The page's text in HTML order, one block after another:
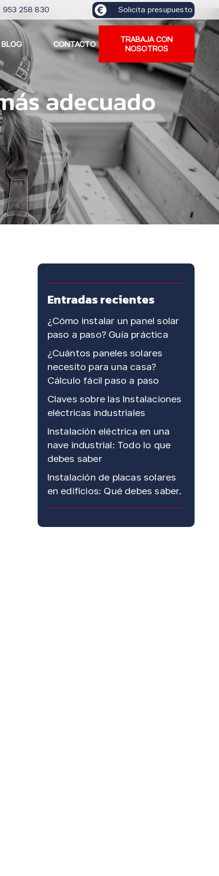
953 258 830 Solicita presupuesto
BLOG CONTACTO
TRABAJA CON
NOSOTROS
adecuado
Entradas recientes
¿Cómo instalar un panel solar
paso a paso? Guía práctica
¿Cuántos paneles solares
necesito para una casa?
Cálculo fácil paso a paso
Claves sobre las Instalaciones
eléctricas industriales
Instalación eléctrica en una
nave industrial: Todo lo que
debes saber
Instalación de placas solares
en edificios: Qué debes saber.